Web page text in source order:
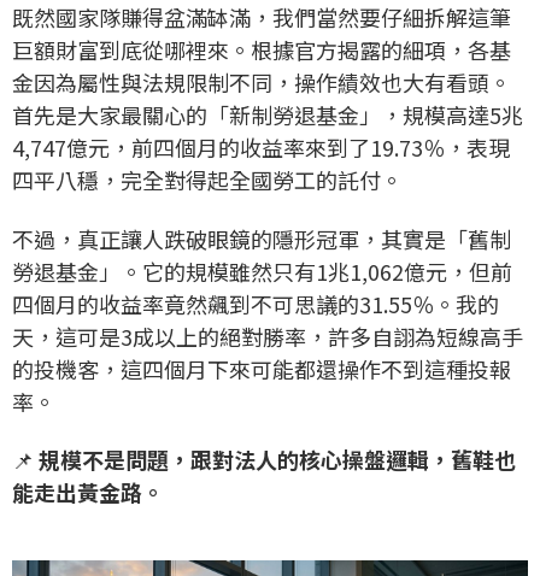
既然國家隊賺得盆滿缽滿，我們當然要仔細拆解這筆
巨額財富到底從哪裡來。根據官方揭露的細項，各基
金因為屬性與法規限制不同，操作績效也大有看頭。
首先是大家最關心的「新制勞退基金」，規模高達5兆
4,747億元，前四個月的收益率來到了19.73％，表現
四平八穩，完全對得起全國勞工的託付。
不過，真正讓人跌破眼鏡的隱形冠軍，其實是「舊制
勞退基金」。它的規模雖然只有1兆1,062億元，但前
四個月的收益率竟然飆到不可思議的31.55％。我的
天，這可是3成以上的絕對勝率，許多自詡為短線高手
的投機客，這四個月下來可能都還操作不到這種投報
率。
📌 規模不是問題，跟對法人的核心操盤邏輯，舊鞋也
能走出黃金路。